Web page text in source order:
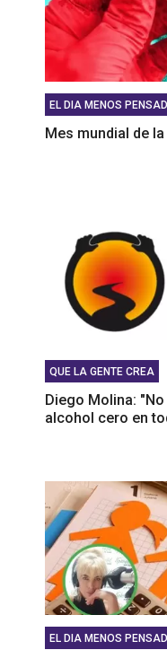
EL DIA MENOS
Mes mundial de
QUE LA GENTE CREA
Diego Molina:
alcohol cero en
EL DIA MENOS